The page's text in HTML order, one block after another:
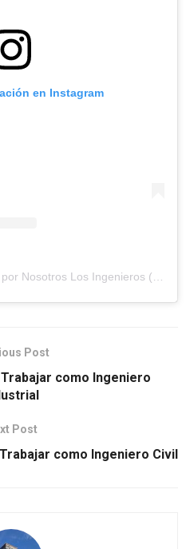
en Instagram
Post
como Ingeniero
Post
como Ingeniero Civil